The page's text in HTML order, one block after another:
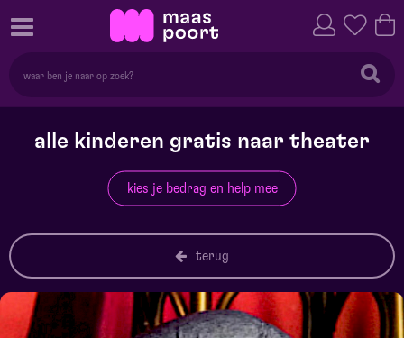
alle kinderen gratis naar theater
kies je bedrag en help mee
terug